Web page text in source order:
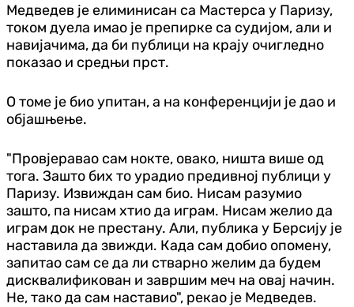
Медведев је елиминисан са Мастерса у Паризу,
током дуела имао је препирке са судијом, али и
навијачима, да би публици на крају очигледно
показао и средњи прст.
О томе је био упитан, а на конференцији је дао и
објашњење.
"Провјеравао сам нокте, овако, ништа више од
тога. Зашто бих то урадио предивној публици у
Паризу. Извиждан сам био. Нисам разумио
зашто, па нисам хтио да играм. Нисам желио да
играм док не престану. Али, публика у Берсију је
наставила да звижди. Када сам добио опомену,
запитао сам се да ли стварно желим да будем
дисквалификован и завршим меч на овај начин.
Не, тако да сам наставио", рекао је Медведев.